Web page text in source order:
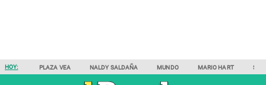
HOY: PLAZA VEA NALDY SALDAÑA MUNDO MARIO HART